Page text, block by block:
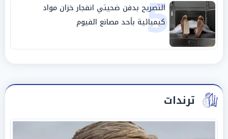
5
التصريح بدفن ضحيتي انفجار خزان مواد
كيميائية بأحد مصانع الفيوم
ترندات